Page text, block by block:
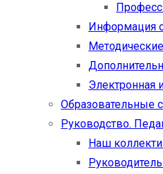
Информация
Электронная
Образовательные
Руководство.
Наш